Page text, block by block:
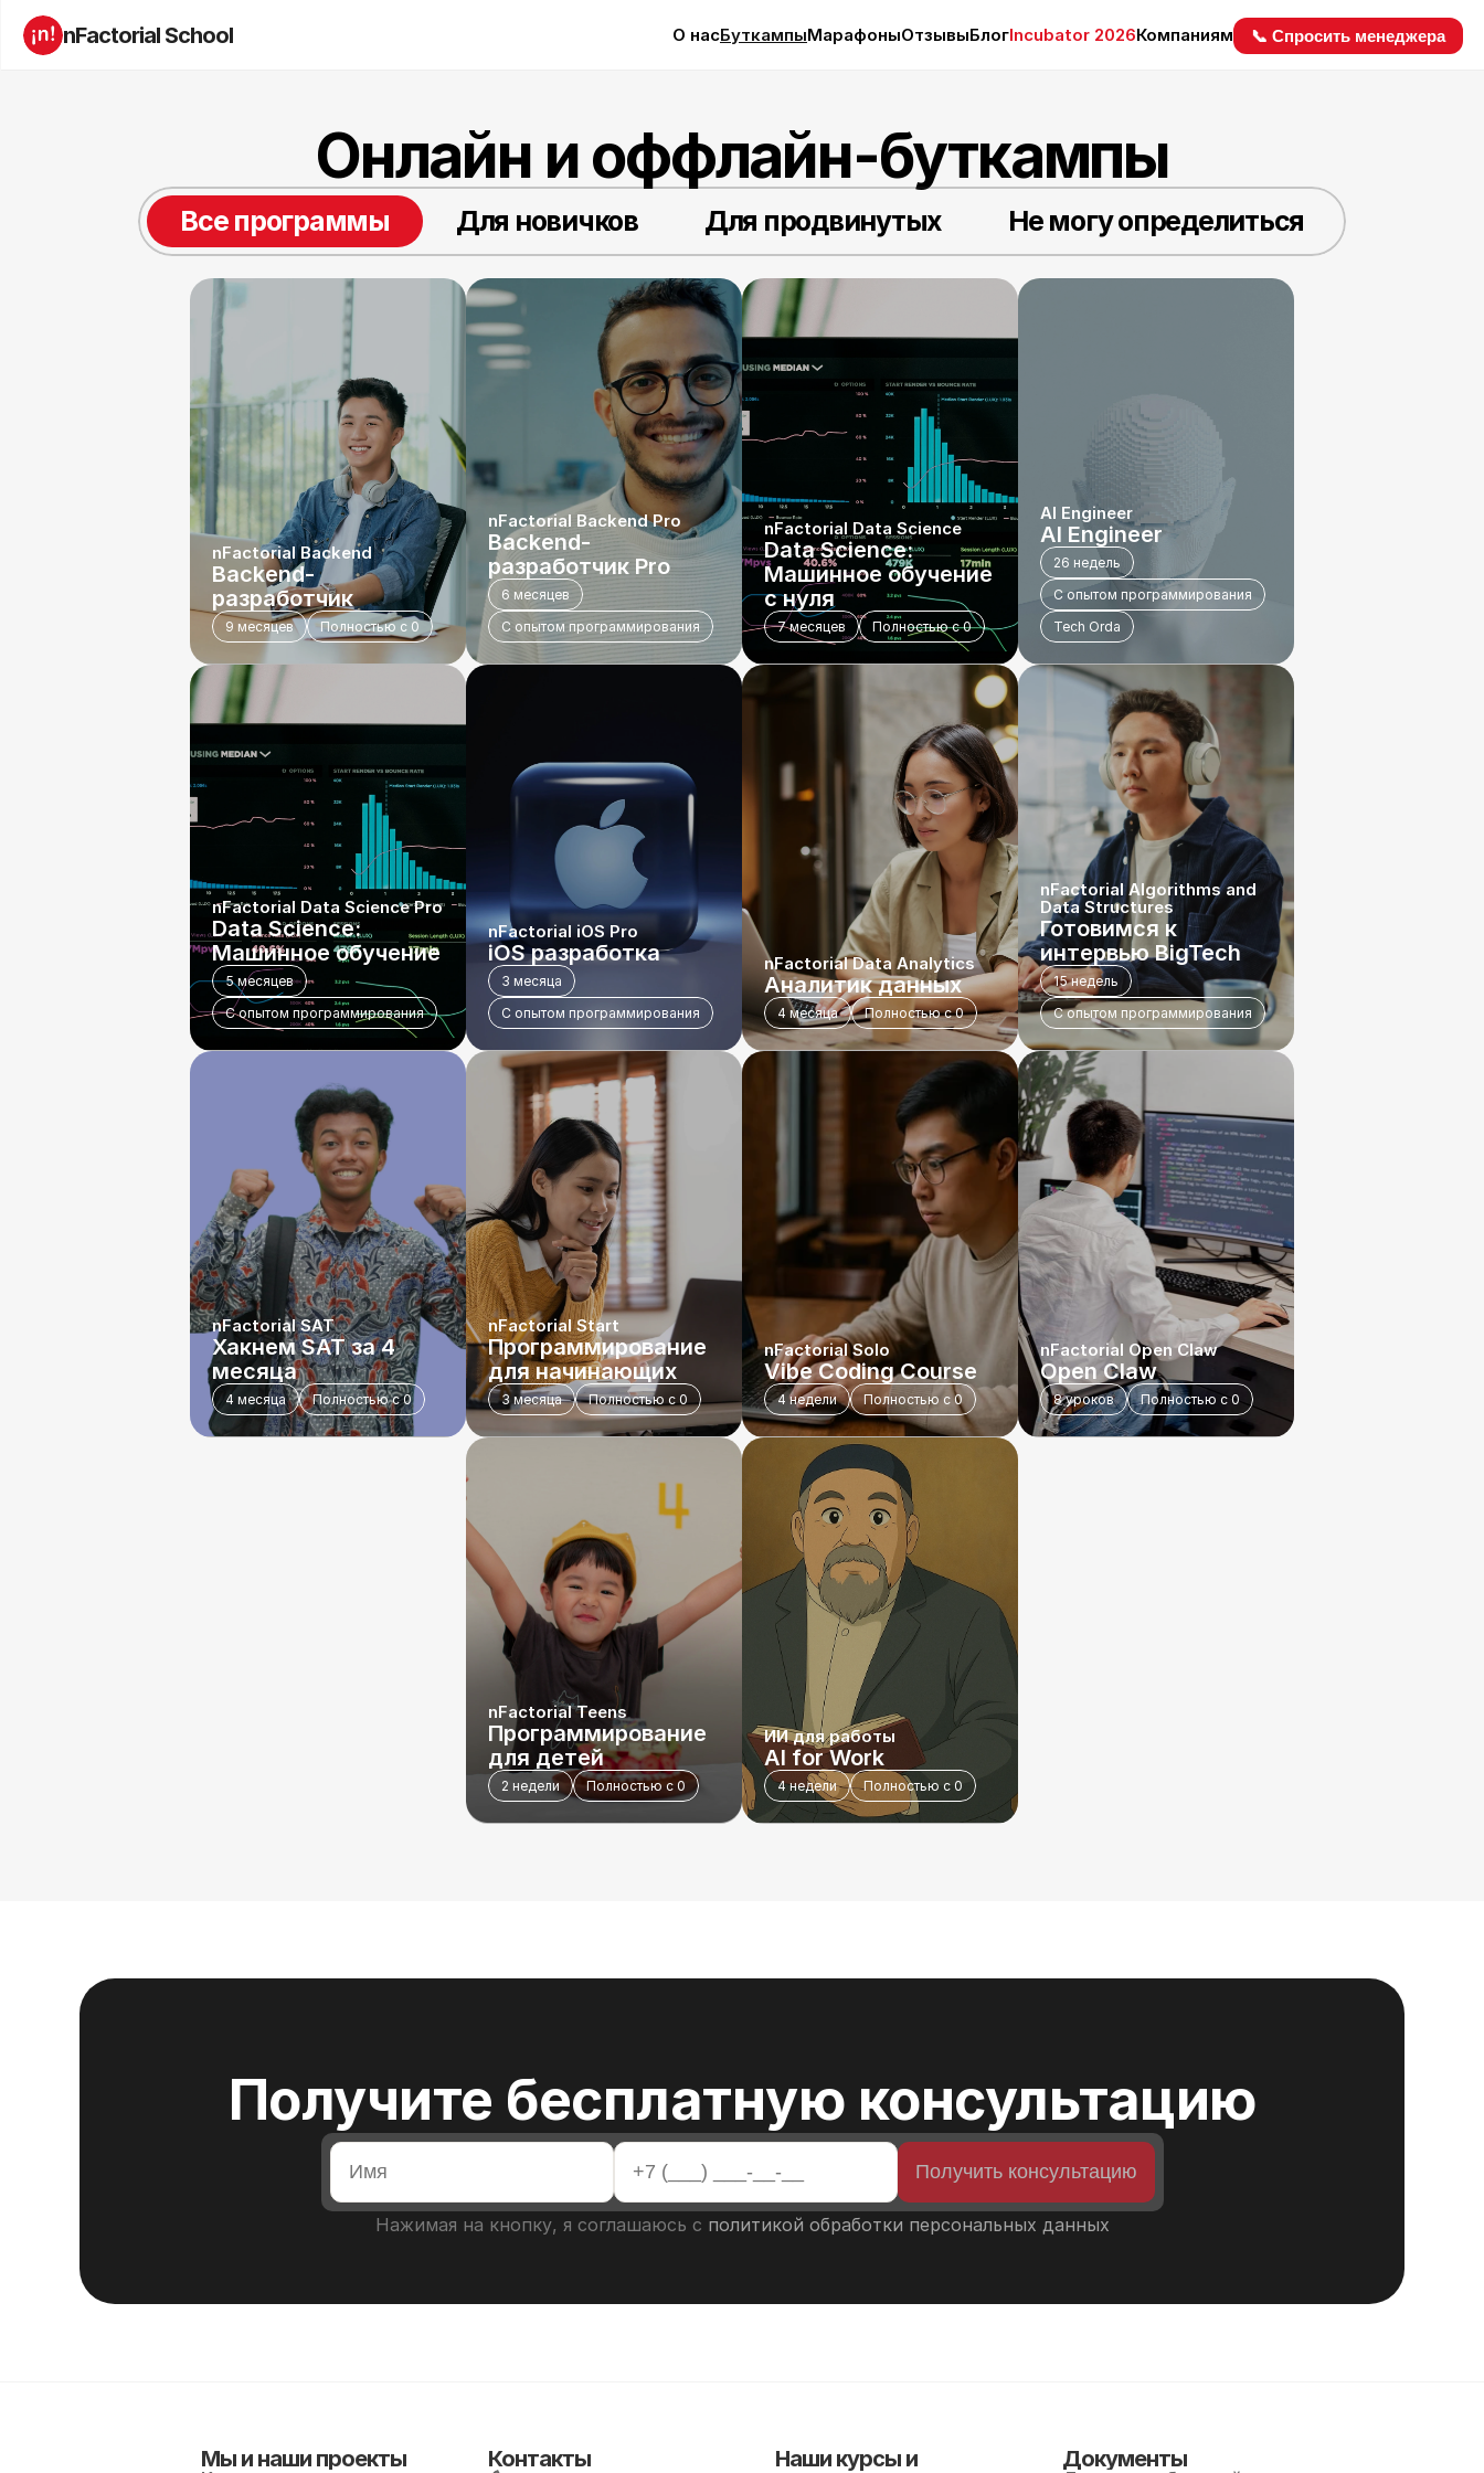
nFactorial School О насБуткампыМарафоныОтзывыБлогIncubator 2026Компаниям 📞 Спросить менеджера
Онлайн и оффлайн-буткампы
Все программы Для новичков Для продвинутых Не могу определиться
nFactorial Backend
Backend-
разработчик
9 месяцев Полностью с 0
nFactorial Backend Pro
Backend-
разработчик Pro
6 месяцев
С опытом программирования
nFactorial Data Science
Data Science:
Машинное обучение
с нуля
7 месяцев Полностью с 0
AI Engineer
AI Engineer
26 недель
С опытом программирования
Tech Orda
nFactorial Data Science Pro
Data Science:
Машинное обучение
5 месяцев
С опытом программирования
nFactorial iOS Pro
iOS разработка
3 месяца
С опытом программирования
nFactorial Data Analytics
Аналитик данных
4 месяца Полностью с 0
nFactorial Algorithms and
Data Structures
Готовимся к
интервью BigTech
15 недель
С опытом программирования
nFactorial SAT
Хакнем SAT за 4
месяца
4 месяца Полностью с 0
nFactorial Start
Программирование
для начинающих
3 месяца Полностью с 0
nFactorial Solo
Vibe Coding Course
4 недели Полностью с 0
nFactorial Open Claw
Open Claw
8 уроков Полностью с 0
nFactorial Teens
Программирование
для детей
2 недели Полностью с 0
ИИ для работы
AI for Work
4 недели Полностью с 0
Получите бесплатную консультацию
Получить консультацию
Нажимая на кнопку, я соглашаюсь с политикой обработки персональных данных
Мы и наши проекты Контакты
Наши курсы и
Документы